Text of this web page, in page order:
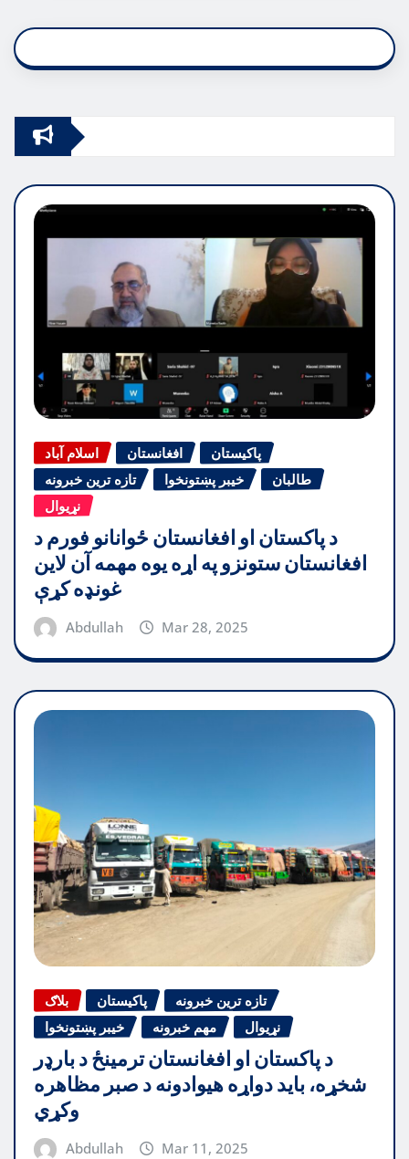
اسلام آباد افغانستان
پاکیستان
تازه ترین خبرونه
خیبر پښتونخوا
طالبان
نړیوال
د پاکستان او افغانستان ځوانانو فورم د
افغانستان ستونزو په اړه یوه مهمه آن لاین
غونډه کړې
Abdullah Mar 28, 2025
بلاګ پاکیستان
تازه ترین خبرونه
خیبر پښتونخوا
مهم خبرونه نړیوال
د پاکستان او افغانستان ترمینځ د بارډر
شخړه، باید دواړه هیوادونه د صبر مظاهره
وکړي
Abdullah Mar 11, 2025